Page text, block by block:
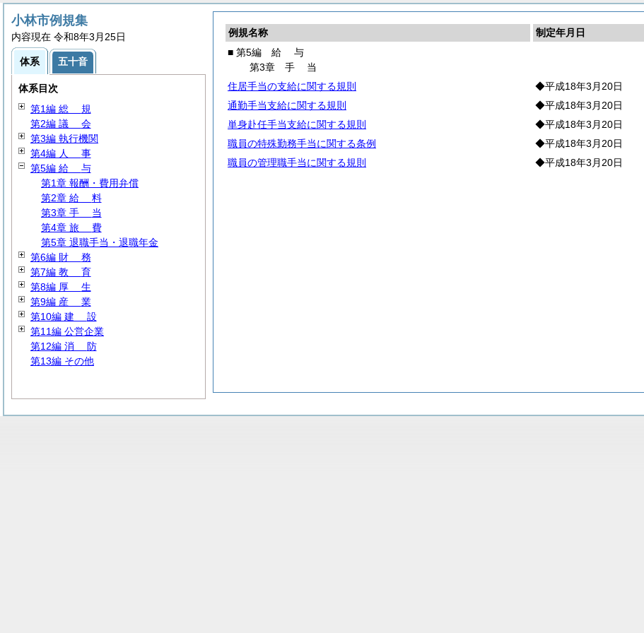
例規名称 制定年月日
■ 第5編 給 与
第3章 手 当
住居手当の支給に関する規則
◆平成18年3月20日
通勤手当支給に関する規則
◆平成18年3月20日
単身赴任手当支給に関する規則
◆平成18年3月20日
職員の特殊勤務手当に関する条例
◆平成18年3月20日
職員の管理職手当に関する規則
◆平成18年3月20日
小林市例規集
内容現在 令和8年3月25日
体系 五十音
体系目次
第1編 総 規
第2編 議 会
第3編 執行機関
第4編 人 事
第5編 給 与
第1章 報酬・費用弁償
第2章 給 料
第3章 手 当
第4章 旅 費
第5章 退職手当・退職年金
第6編 財 務
第7編 教 育
第8編 厚 生
第9編 産 業
第10編 建 設
第11編 公営企業
第12編 消 防
第13編 その他